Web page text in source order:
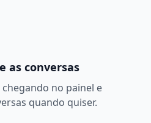
as conversas
no painel e
quando quiser.